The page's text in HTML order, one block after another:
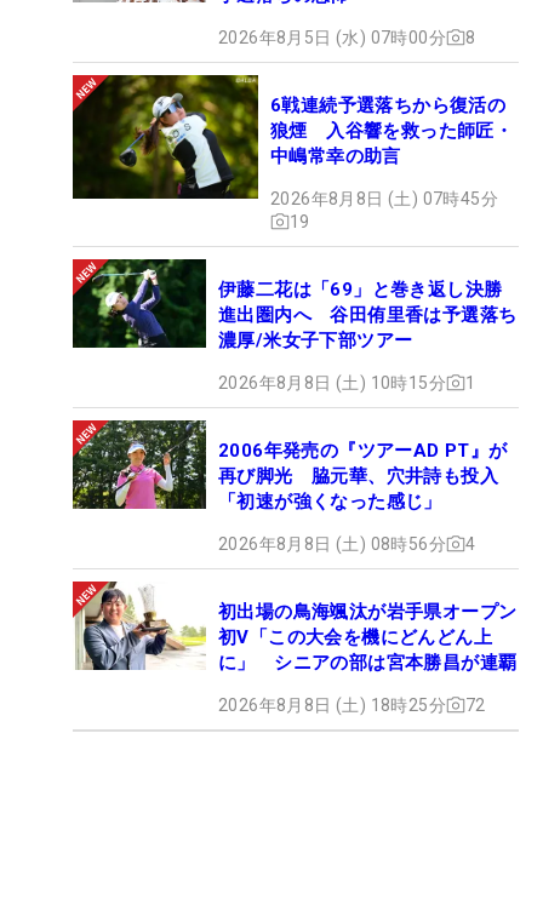
2026年8月5日 (水) 07時00分 8
6戦連続予選落ちから復活の
狼煙 入谷響を救った師匠・
中嶋常幸の助言
2026年8月8日 (土) 07時45分
19
伊藤二花は「69」と巻き返し決勝
進出圏内へ 谷田侑里香は予選落ち
濃厚/米女子下部ツアー
2026年8月8日 (土) 10時15分 1
2006年発売の『ツアーAD PT』が
再び脚光 脇元華、穴井詩も投入
「初速が強くなった感じ」
2026年8月8日 (土) 08時56分 4
初出場の鳥海颯汰が岩手県オープン
初V「この大会を機にどんどん上
に」 シニアの部は宮本勝昌が連覇
2026年8月8日 (土) 18時25分 72